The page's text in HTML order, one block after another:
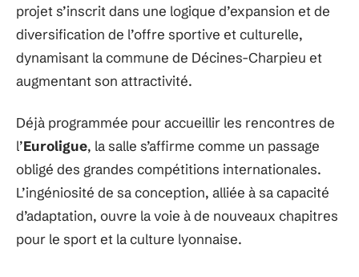
projet s’inscrit dans une logique d’expansion et de
diversification de l’offre sportive et culturelle,
dynamisant la commune de Décines-Charpieu et
augmentant son attractivité.
Déjà programmée pour accueillir les rencontres de
l’Euroligue, la salle s’affirme comme un passage
obligé des grandes compétitions internationales.
L’ingéniosité de sa conception, alliée à sa capacité
d’adaptation, ouvre la voie à de nouveaux chapitres
pour le sport et la culture lyonnaise.